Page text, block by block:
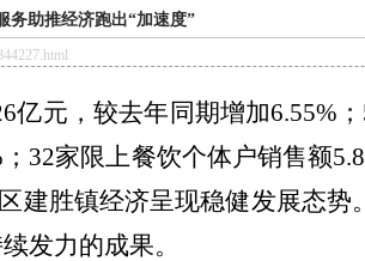
务助推经济跑出“加速度”
亿元，较去年同期增加6.55%
32家限上餐饮个体户销售额
胜镇经济呈现稳健发展态势
发力的成果。